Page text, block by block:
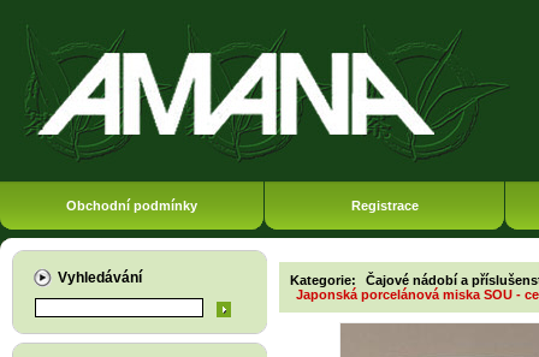
Obchodní podmínky Registrace
Vyhledávání Kategorie:
Čajové nádobí a
Japonská porcelánová miska SOU -